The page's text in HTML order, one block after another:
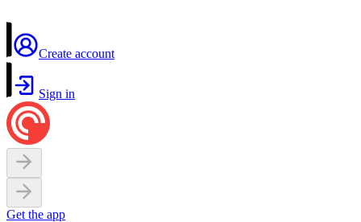
Create account
Sign in
Get the app